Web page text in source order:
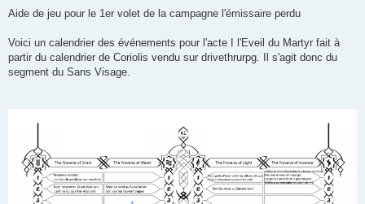
s
g
Aide de jeu pour le 1er volet de la campagne l'émissaire perdu
Voici un calendrier des événements pour l'acte I l'Eveil du Martyr fait à
partir du calendrier de Coriolis vendu sur drivethrurpg. Il s'agit donc du
segment du Sans Visage.